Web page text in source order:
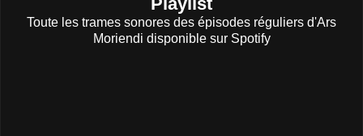
Toute les trames sonores des épisodes réguliers d'Ars
Moriendi disponible sur Spotify